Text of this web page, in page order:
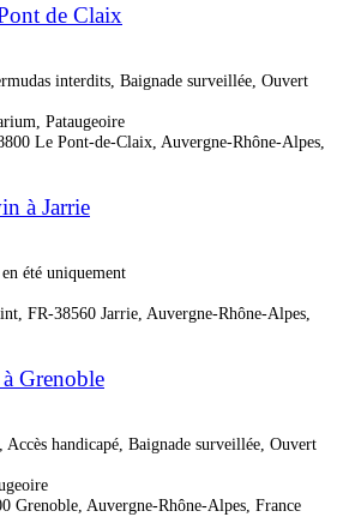
de Claix
interdits, Baignade surveillée, Ouvert
Pataugeoire
Le Pont-de-Claix, Auvergne-Rhône-Alpes,
à Jarrie
été uniquement
FR-38560 Jarrie, Auvergne-Rhône-Alpes,
Grenoble
Accès handicapé, Baignade surveillée, Ouvert
Grenoble, Auvergne-Rhône-Alpes, France